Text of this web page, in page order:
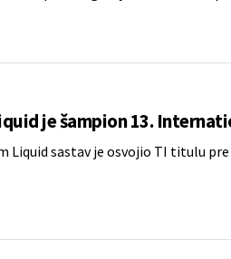
je šampion 13.
Liquid sastav je osvojio TI titulu